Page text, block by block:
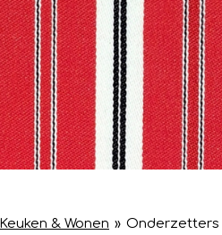
Keuken & Wonen » Onderzetters